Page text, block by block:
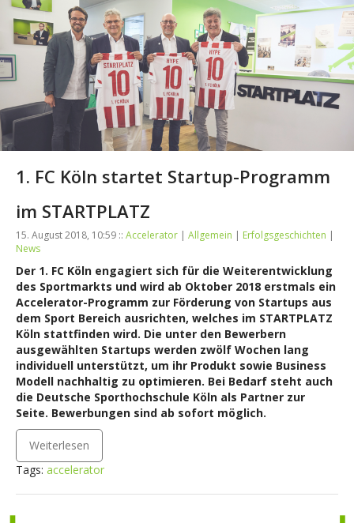
1. FC Köln startet Startup-Programm
im STARTPLATZ
15. August 2018, 10:59 :: Accelerator | Allgemein | Erfolgsgeschichten |
News
Der 1. FC Köln engagiert sich für die Weiterentwicklung
des Sportmarkts und wird ab Oktober 2018 erstmals ein
Accelerator-Programm zur Förderung von Startups aus
dem Sport Bereich ausrichten, welches im STARTPLATZ
Köln stattfinden wird. Die unter den Bewerbern
ausgewählten Startups werden zwölf Wochen lang
individuell unterstützt, um ihr Produkt sowie Business
Modell nachhaltig zu optimieren. Bei Bedarf steht auch
die Deutsche Sporthochschule Köln als Partner zur
Seite. Bewerbungen sind ab sofort möglich.
Weiterlesen
Tags: accelerator